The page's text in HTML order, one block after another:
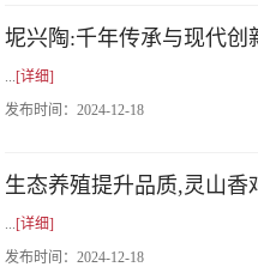
坭兴陶:千年传承与现代创
...[详细]
发布时间：2024-12-18
生态养殖提升品质,灵山香
...[详细]
发布时间：2024-12-18